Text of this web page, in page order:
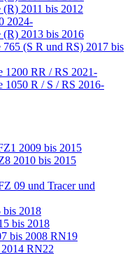
2011 bis 2012
2024-
(R) 2013 bis 2016
(S R und RS) 2017 bis
1200 RR / RS 2021-
1050 R / S / RS 2016-
2009 bis 2015
2010 bis 2015
09 und Tracer und
bis 2018
bis 2018
bis 2008 RN19
RN22